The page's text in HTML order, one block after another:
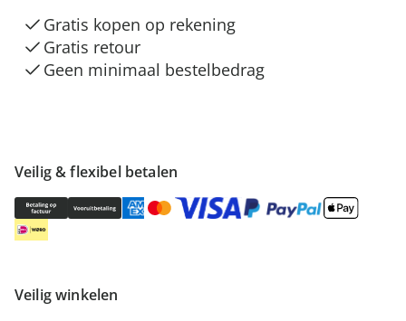
Veilig & flexibel betalen
Veilig winkelen
Gratis kopen op rekening
Gratis retour
Geen minimaal bestelbedrag